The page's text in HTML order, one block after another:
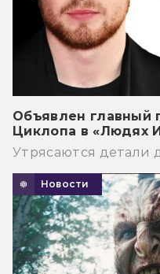
Объявлен главный
Циклопа в «Людях
Утрясаются детали
Новости